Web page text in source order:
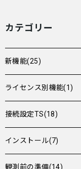
カテゴリー
新機能(25)
ライセンス別機能(1)
接続設定TS(18)
インストール(7)
観測前の準備(14)